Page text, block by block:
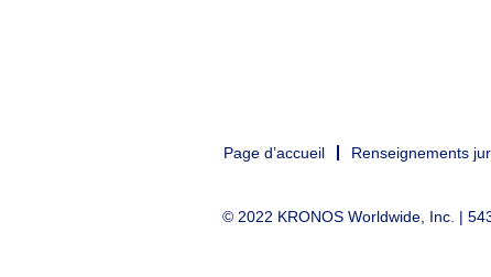
Page d’accueil Renseignements
© 2022 KRONOS Worldwide, Inc. |